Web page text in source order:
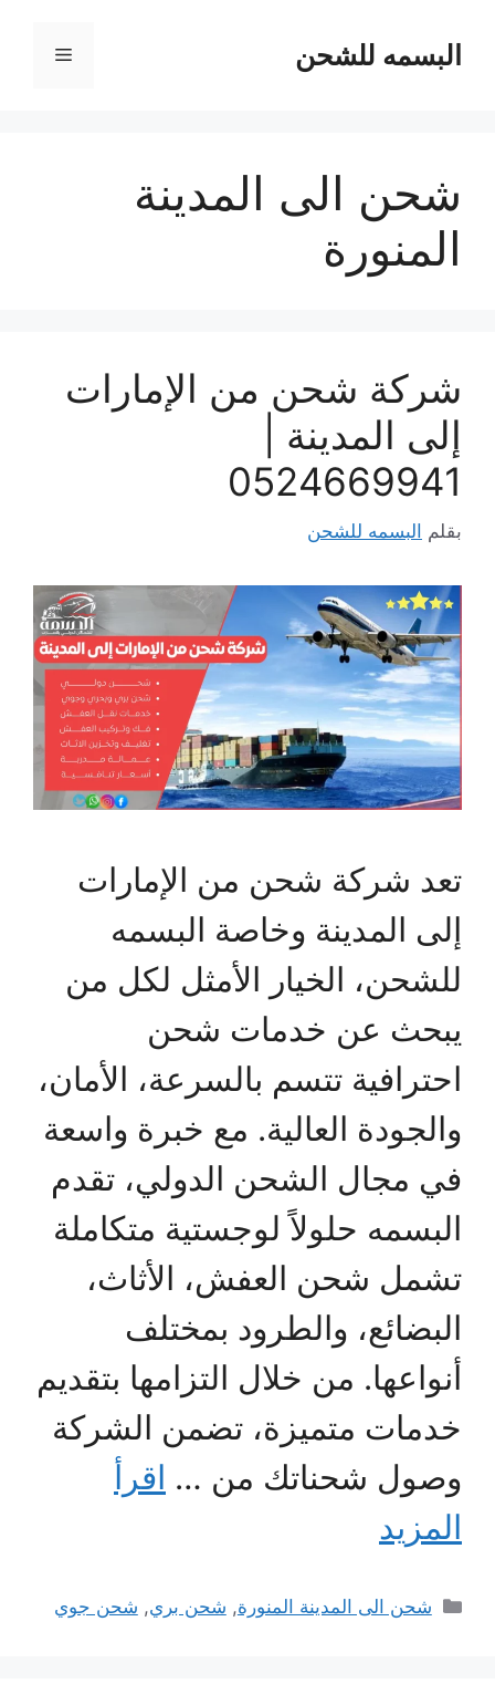
المحتوىالبسمه للشحن القائمة
شحن الى المدينة
المنورة
شركة شحن من الإمارات
إلى المدينة |
0524669941
بقلم البسمه للشحن
تعد شركة شحن من الإمارات
إلى المدينة وخاصة البسمه
للشحن، الخيار الأمثل لكل من
يبحث عن خدمات شحن
احترافية تتسم بالسرعة، الأمان،
والجودة العالية. مع خبرة واسعة
في مجال الشحن الدولي، تقدم
البسمه حلولاً لوجستية متكاملة
تشمل شحن العفش، الأثاث،
البضائع، والطرود بمختلف
أنواعها. من خلال التزامها بتقديم
خدمات متميزة، تضمن الشركة
وصول شحناتك من … اقرأ
المزيد
التصنيفات
شحن الى المدينة المنورة, شحن بري, شحن جوي